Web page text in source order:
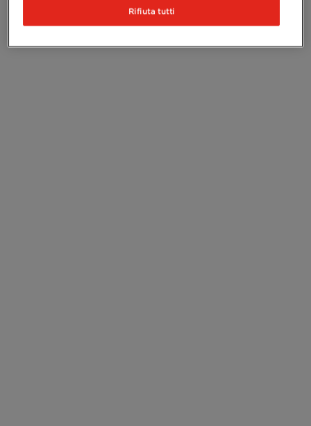
Rifiuta tutti